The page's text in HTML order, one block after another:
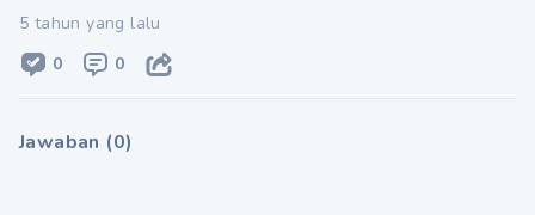
5 tahun yang lalu
0
0
Jawaban (0)